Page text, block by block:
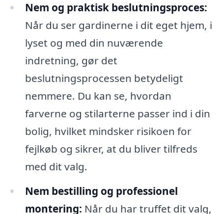
Nem og praktisk beslutningsproces:
Når du ser gardinerne i dit eget hjem, i
lyset og med din nuværende
indretning, gør det
beslutningsprocessen betydeligt
nemmere. Du kan se, hvordan
farverne og stilarterne passer ind i din
bolig, hvilket mindsker risikoen for
fejlkøb og sikrer, at du bliver tilfreds
med dit valg.
Nem bestilling og professionel
montering: Når du har truffet dit valg,